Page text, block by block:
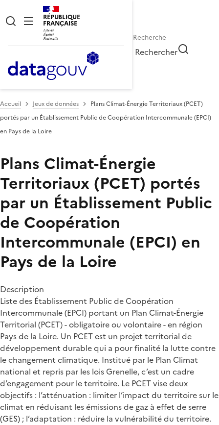
RÉPUBLIQUE
FRANÇAISE
Rechercher
Accueil Jeux de données
Plans Climat-Énergie Territoriaux (PCET)
portés par un Établissement Public de Coopération Intercommunale (EPCI)
en Pays de la Loire
Plans Climat-Énergie
Territoriaux (PCET) portés
par un Établissement Public
de Coopération
Intercommunale (EPCI) en
Pays de la Loire
Description
Liste des Établissement Public de Coopération
Intercommunale (EPCI) portant un Plan Climat-Énergie
Territorial (PCET) - obligatoire ou volontaire - en région
Pays de la Loire. Un PCET est un projet territorial de
développement durable qui a pour finalité la lutte contre
le changement climatique. Institué par le Plan Climat
national et repris par les lois Grenelle, c’est un cadre
d’engagement pour le territoire. Le PCET vise deux
objectifs : l’atténuation : limiter l’impact du territoire sur le
climat en réduisant les émissions de gaz à effet de serre
(GES) ; l’adaptation : réduire la vulnérabilité du territoire.